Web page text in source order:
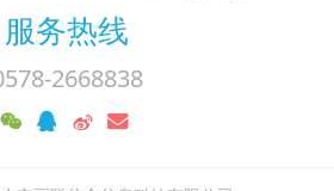
服务热线
2668838